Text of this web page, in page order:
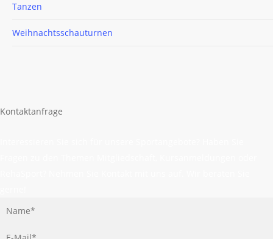
Tanzen
Weihnachtsschauturnen
Kontaktanfrage